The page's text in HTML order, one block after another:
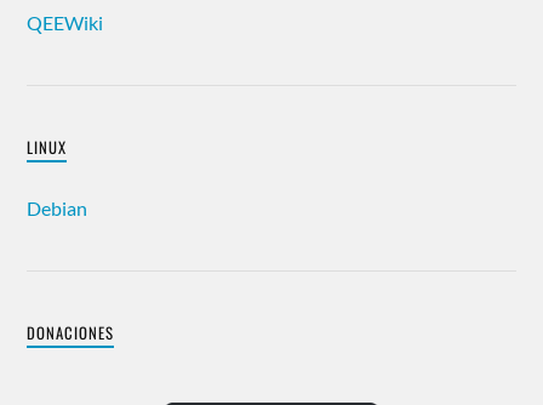
QEEWiki
LINUX
Debian
DONACIONES